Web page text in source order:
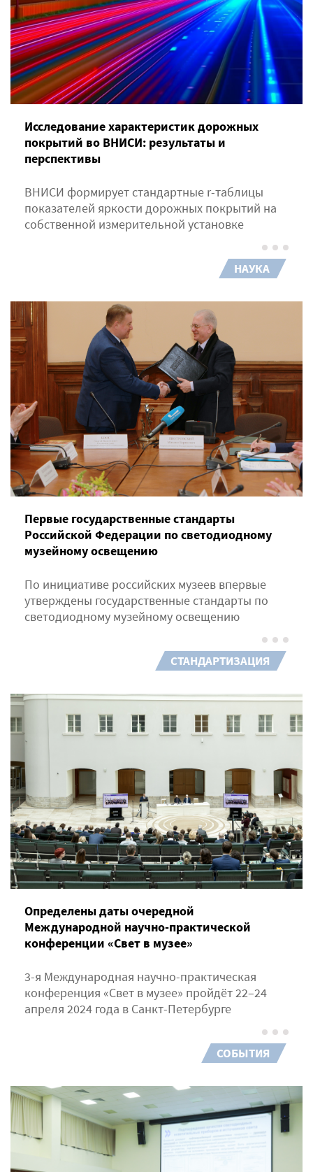
Исследование характеристик дорожных
покрытий во ВНИСИ: результаты и
перспективы
ВНИСИ формирует стандартные r-таблицы
показателей яркости дорожных покрытий на
собственной измерительной установке
НАУКА
Первые государственные стандарты
Российской Федерации по светодиодному
музейному освещению
По инициативе российских музеев впервые
утверждены государственные стандарты по
светодиодному музейному освещению
СТАНДАРТИЗАЦИЯ
Определены даты очередной
Международной научно-практической
конференции «Свет в музее»
3-я Международная научно-практическая
конференция «Свет в музее» пройдёт 22–24
апреля 2024 года в Санкт-Петербурге
СОБЫТИЯ